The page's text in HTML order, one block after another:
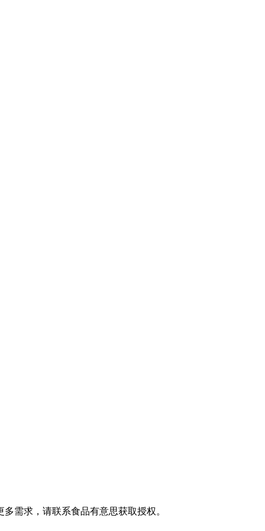
需求，请联系食品有意思获取授权。